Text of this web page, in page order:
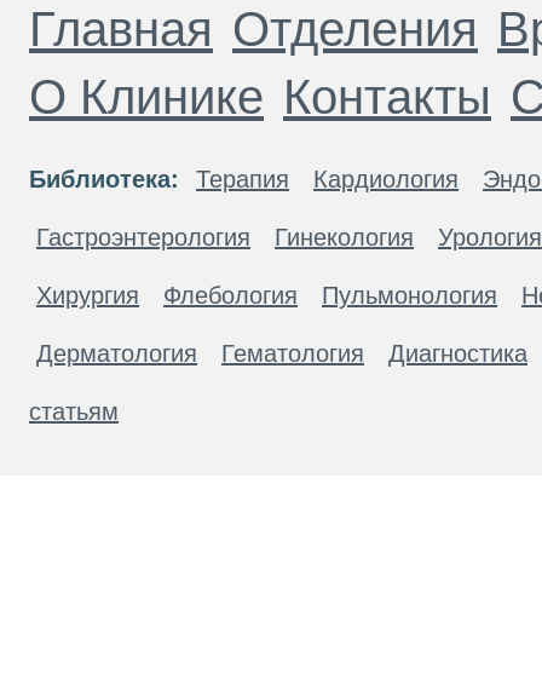
Главная Отделения
О Клинике Контакты
Библиотека: Терапия Кардиология
Гастроэнтерология Гинекология Урология
Хирургия Флебология Пульмонология
Дерматология Гематология Диагностика
статьям